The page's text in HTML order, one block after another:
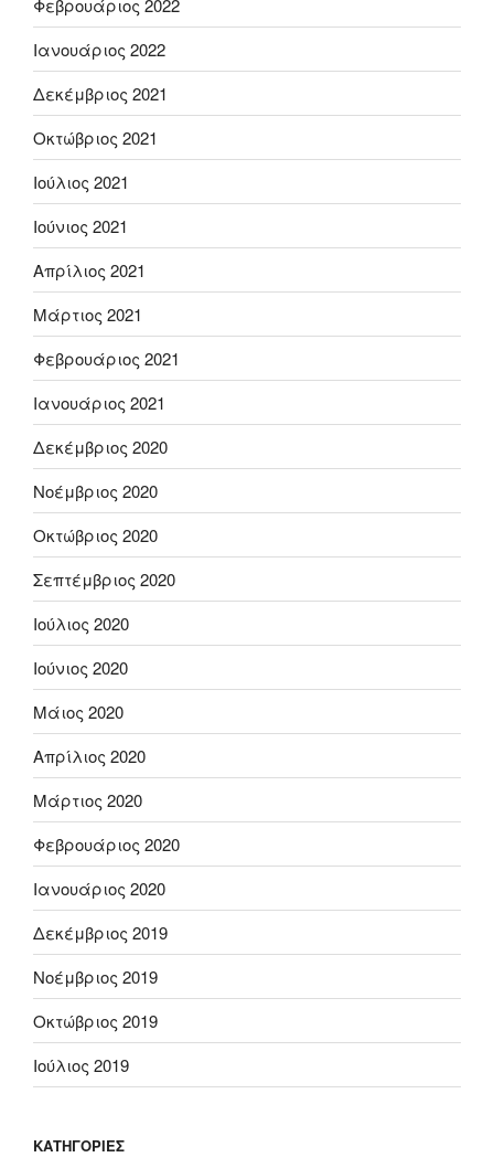
Φεβρουάριος 2022
Ιανουάριος 2022
Δεκέμβριος 2021
Οκτώβριος 2021
Ιούλιος 2021
Ιούνιος 2021
Απρίλιος 2021
Μάρτιος 2021
Φεβρουάριος 2021
Ιανουάριος 2021
Δεκέμβριος 2020
Νοέμβριος 2020
Οκτώβριος 2020
Σεπτέμβριος 2020
Ιούλιος 2020
Ιούνιος 2020
Μάιος 2020
Απρίλιος 2020
Μάρτιος 2020
Φεβρουάριος 2020
Ιανουάριος 2020
Δεκέμβριος 2019
Νοέμβριος 2019
Οκτώβριος 2019
Ιούλιος 2019
KΑΤΗΓΟΡΊΕΣ